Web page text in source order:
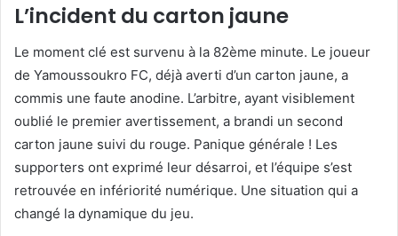
L’incident du carton jaune
Le moment clé est survenu à la 82ème minute. Le joueur
de Yamoussoukro FC, déjà averti d’un carton jaune, a
commis une faute anodine. L’arbitre, ayant visiblement
oublié le premier avertissement, a brandi un second
carton jaune suivi du rouge. Panique générale ! Les
supporters ont exprimé leur désarroi, et l’équipe s’est
retrouvée en infériorité numérique. Une situation qui a
changé la dynamique du jeu.